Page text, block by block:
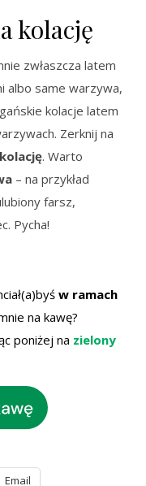
kolację
zwłaszcza latem
albo same warzywa,
kolacje latem
Zerknij na
. Warto
– na przykład
farsz,
Pycha!
w ramach
na kawę?
poniżej na zielony
Email